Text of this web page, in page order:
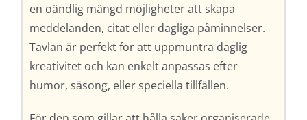
en oändlig mängd möjligheter att skapa
meddelanden, citat eller dagliga påminnelser.
Tavlan är perfekt för att uppmuntra daglig
kreativitet och kan enkelt anpassas efter
humör, säsong, eller speciella tillfällen.